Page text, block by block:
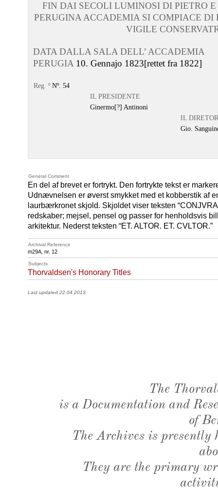
FIN DAI SECOLI LUMINOSI DI PIETRO
PERUGINA ACCADEMIA SI COMPIACE DI
VIGILE
DATA DALLA SALA DELL’ ACCADEMIA
PERUGIA 10. Gennajo 1823[rettet fra 1822]
Reg. º Nº. 54
IL PRESIDENTE
Ginermo[?] Antinoni
IL
Gio.
General Comment
En del af brevet er fortrykt. Den fortrykte tekst er
Udnævnelsen er øverst smykket med et kobberstik af
laurbærkronet skjold. Skjoldet viser teksten
redskaber; mejsel, pensel og passer for henholdsvis
arkitektur. Nederst teksten “ET. ALTOR. ET. CVLTOR.”
Archival Reference
m29A, nr. 12
Subjects
Thorvaldsen's Honorary Titles
Last updated 22.04.2013
The
is a Documentation and
of
The Archives is presently
They are the primary